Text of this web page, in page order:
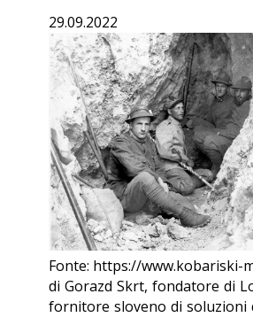
29.09.2022
Fonte: https://www.kobariski-
di Gorazd Skrt, fondatore di
fornitore sloveno di soluzioni